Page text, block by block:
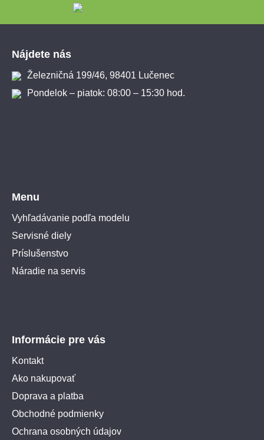
Nájdete nás
Železničná 199/46, 98401 Lučenec
Pondelok – piatok: 08:00 – 15:30 hod.
Menu
Vyhľadávanie podľa modelu
Servisné diely
Príslušenstvo
Náradie na servis
Informácie pre vás
Kontakt
Ako nakupovať
Doprava a platba
Obchodné podmienky
Ochrana osobných údajov